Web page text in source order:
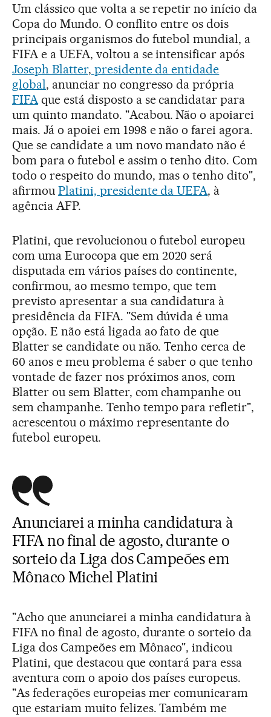
Um clássico que volta a se repetir no início da
Copa do Mundo. O conflito entre os dois
principais organismos do futebol mundial, a
FIFA e a UEFA, voltou a se intensificar após
Joseph Blatter, presidente da entidade
global, anunciar no congresso da própria
FIFAque está disposto a se candidatar para
um quinto mandato. "Acabou. Não o apoiarei
mais. Já o apoiei em 1998 e não o farei agora.
Que se candidate a um novo mandato não é
bom para o futebol e assim o tenho dito. Com
todo o respeito do mundo, mas o tenho dito",
afirmou Platini, presidente da UEFA, à
agência AFP.
Platini, que revolucionou o futebol europeu
com uma Eurocopa que em 2020 será
disputada em vários países do continente,
confirmou, ao mesmo tempo, que tem
previsto apresentar a sua candidatura à
presidência da FIFA. "Sem dúvida é uma
opção. E não está ligada ao fato de que
Blatter se candidate ou não. Tenho cerca de
60 anos e meu problema é saber o que tenho
vontade de fazer nos próximos anos, com
Blatter ou sem Blatter, com champanhe ou
sem champanhe. Tenho tempo para refletir",
acrescentou o máximo representante do
futebol europeu.
Anunciarei a minha candidatura à
FIFA no final de agosto, durante o
sorteio da Liga dos Campeões em
Mônaco Michel Platini
"Acho que anunciarei a minha candidatura à
FIFA no final de agosto, durante o sorteio da
Liga dos Campeões em Mônaco", indicou
Platini, que destacou que contará para essa
aventura com o apoio dos países europeus.
"As federações europeias mer comunicaram
que estariam muito felizes. Também me